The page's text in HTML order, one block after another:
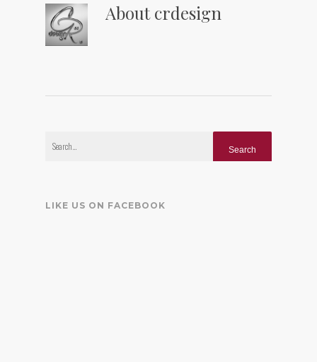
Aboutcrdesign
LIKE US ON FACEBOOK